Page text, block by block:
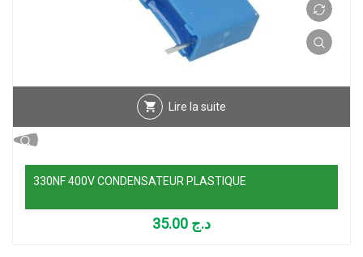
Lire la suite
330NF 400V CONDENSATEUR PLASTIQUE
د.ج